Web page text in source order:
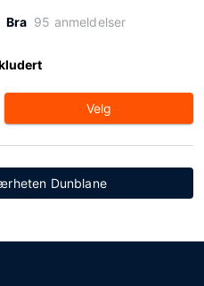
Bra 95 anmeldelser
Velg
Dunblane